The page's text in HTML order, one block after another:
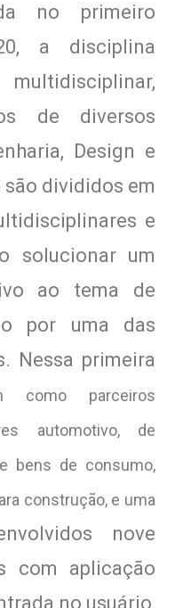
no primeiro
a disciplina
de diversos
Design e
divididos em
e
solucionar um
ao tema de
por uma das
Nessa primeira
como parceiros
automotivo, de
bens de consumo,
construção, e uma
nove
com aplicação
no usuário,